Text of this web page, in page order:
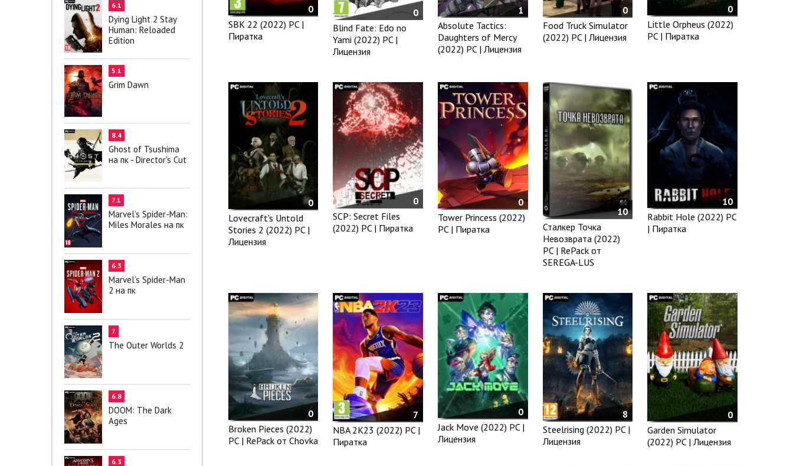
6.1
Dying Light 2 Stay
Human: Reloaded
Edition
5.1
Grim Dawn
8.4
Ghost of Tsushima
на пк - Director's Cut
7.1
Marvel’s Spider-Man:
Miles Morales на пк
6.3
Marvel’s Spider-Man
2 на пк
7
The Outer Worlds 2
6.8
DOOM: The Dark
Ages
6.3
0
SBK 22 (2022) PC |
Пиратка
0
Blind Fate: Edo no
Yami (2022) PC |
Лицензия
1
Absolute Tactics:
Daughters of Mercy
(2022) PC | Лицензия
0
Food Truck Simulator
(2022) PC | Лицензия
0
Little Orpheus (2022)
PC | Пиратка
0
Lovecraft's Untold
Stories 2 (2022) PC |
Лицензия
0
SCP: Secret Files
(2022) PC | Пиратка
0
Tower Princess (2022)
PC | Пиратка
10
Сталкер Точка
Невозврата (2022)
PC | RePack от
SEREGA-LUS
10
Rabbit Hole (2022) PC
| Пиратка
0
Broken Pieces (2022)
PC | RePack от Chovka
7
NBA 2K23 (2022) PC |
Пиратка
0
Jack Move (2022) PC |
Лицензия
8
Steelrising (2022) PC |
Лицензия
0
Garden Simulator
(2022) PC | Лицензия